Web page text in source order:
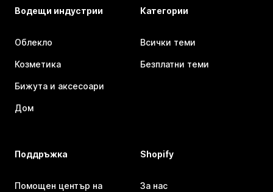
Водещи индустрии
Облекло
Козметика
Бижута и аксесоари
Дом
Категории
Всички теми
Безплатни теми
Поддръжка
Помощен център на
Shopify
За нас